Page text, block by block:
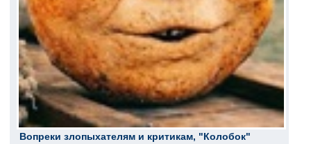
Вопреки злопыхателям и критикам, "Колобок"